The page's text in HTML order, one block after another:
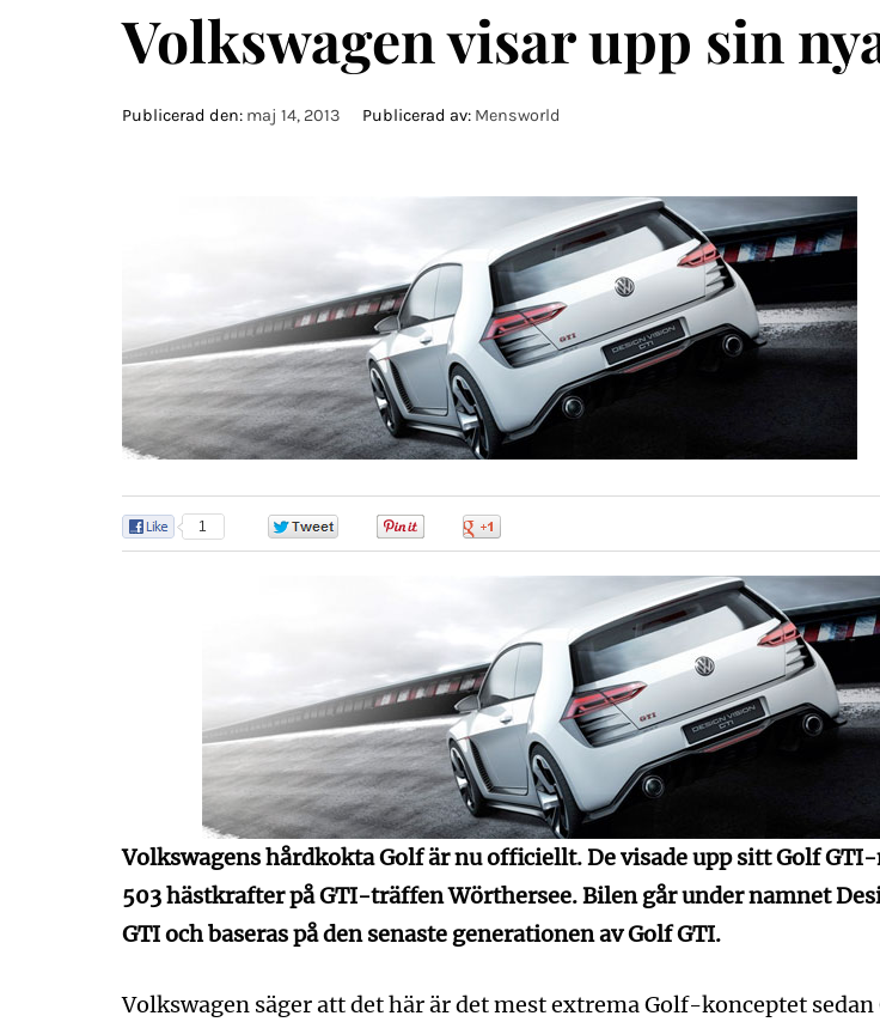
Volkswagen visar upp sin
Publicerad den: maj 14, 2013 Publicerad av: Mensworld
1
Volkswagens hårdkokta Golf är nu officiellt. De visade upp sitt Golf
503 hästkrafter på GTI-träffen Wörthersee. Bilen går under namnet
GTI och baseras på den senaste generationen av Golf GTI.
Volkswagen säger att det här är det mest extrema Golf-konceptet sedan